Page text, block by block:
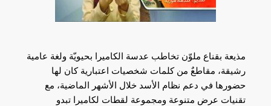
مذيعة بقناع ملوّن تخاطب عدسة الكاميرا بحيويّة ولغة عامية
رشيقة، مقاطعٌ من كلمات شخصيات اعتبارية كان لها
حضورها في دعم نظام الأسد خلال الأشهر الماضية، مع
تقنيات عرض متنوعة ومجموعة لقطات لكاميرا تبدو